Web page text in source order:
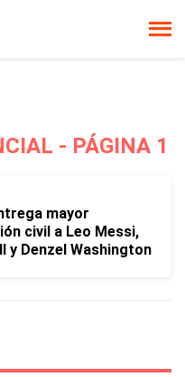
- PÁGINA 1
mayor
civil a Leo Messi,
y Denzel Washington